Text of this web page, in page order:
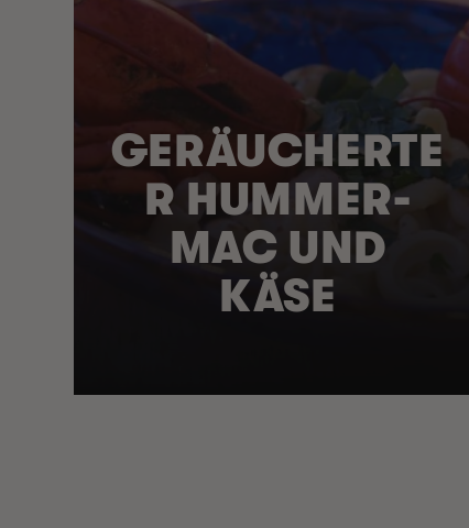
GERÄUCHERTE
R HUMMER-
MAC UND
KÄSE